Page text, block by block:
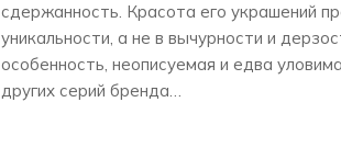
сдержанность. Красота его украшений
уникальности, а не в вычурности и
особенность, неописуемая и едва
других серий бренда…